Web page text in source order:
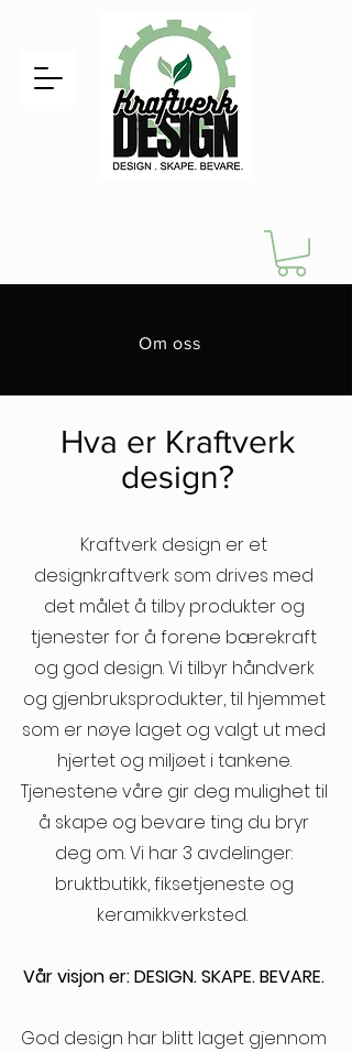
Om oss
Hva er Kraftverk
design?
Kraftverk design er et
designkraftverk som drives med
det målet å tilby produkter og
tjenester for å forene bærekraft
og god design. Vi tilbyr håndverk
og gjenbruksprodukter, til hjemmet
som er nøye laget og valgt ut med
hjertet og miljøet i tankene.
Tjenestene våre gir deg mulighet til
å skape og bevare ting du bryr
deg om.Vi har 3 avdelinger:
bruktbutikk, fiksetjeneste og
keramikkverksted.
Vår visjon er: DESIGN. SKAPE. BEVARE.
God design har blitt laget gjennom